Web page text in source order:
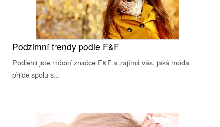
Podzimní trendy podle F&F
Podlehli jste módní značce F&F a zajímá vás, jaká móda
přijde spolu s...